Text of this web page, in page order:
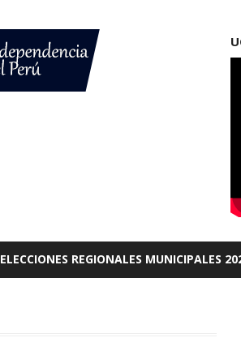
ELECCIONES REGIONALES MUNICIPALES